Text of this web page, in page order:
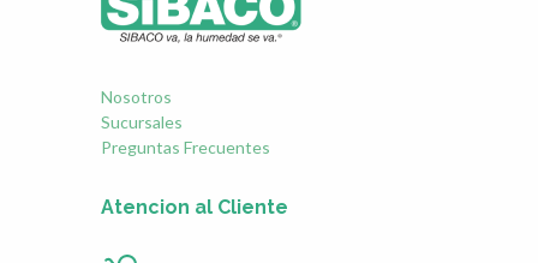
Nosotros
Sucursales
Preguntas Frecuentes
Atencion al Cliente